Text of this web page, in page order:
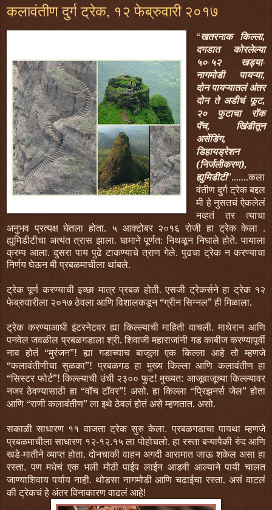
कलावंतीण दुर्ग ट्रेक, १२ फेब्रुवारी २०१७
“खतरनाक किल्ला,
दगडात कोरलेल्या
५०-५२ खड्या-
नागमोडी पायऱ्या,
दोन पायऱ्यातलं अंतर
दोन ते अडीचं फूट,
२० फुटाचा रॉक
पॅच, खिंडीतून
असेंडिंग,
डिहायड्रेशन
(निर्जलीकरण),
ह्युमिडीटी”.......कला
वंतीण दुर्ग ट्रेक बद्दल
मी हे नुसतचं ऐकलेलं
नव्हतं तर त्याचा
अनुभव प्रत्यक्ष घेतला होता.
५ आक्टोबर २०१६ रोजी हा ट्रेक केला .
ह्युमिडीटीचा अत्यंत त्रास झाला. घामाने पूर्णत: निथळून निघाले होते. पायाला
क्रम्प आला. दुसरा पाय पुढे टाकण्याचे त्राण गेले. पुढचा ट्रेक न करण्याचा
निर्णय घेऊन मी प्रबळमाचीला थांबले.
ट्रेक पूर्ण करण्याची इच्छा मात्र प्रबळ होती. एसजी ट्रेकर्सने हा ट्रेक १२
फेब्रुवारीला २०१७ ठेवला आणि विशालकडून “ग्रीन सिग्नल” ही मिळाला.
ट्रेक करण्याआधी इंटरनेटवर ह्या किल्ल्याची माहिती वाचली. माथेरान आणि
पनवेल जवळील प्रबळगडाला श्री. शिवाजी महाराजांनी गड काबीज करण्यापूर्वी
नाव होतं “मुरंजन”! ह्या गडाच्याच बाजूला एक किल्ला आहे तो म्हणजे
“कलावंतीणीचा सुळका”! प्रबळगड हा मुख्य किल्ला आणि कलावंतीण हा
“सिस्टर फोर्ट”! किल्ल्याची उंची २३०० फुट! मुख्यत: आजूबाजूच्या किल्ल्यावर
नजर ठेवण्यासाठी हा “वॉच टॉवर”! असो. हा किल्ला “प्रिझनर्स जेल” होता
आणि “राणी कलावंतीण” ला इथे ठेवलं होतं असे म्हणतात. असो.
सकाळी साधारण ११ वाजता ट्रेक सुरु केला.प्रबळगडाचा पायथा म्हणजे
प्रबळमाचीला साधारण १२-१२.१५ ला पोहोचलो.हा रस्ता बऱ्यापैकी रुंद आणि
खडे-मातीने व्याप्त होता.दोनचाकी वाहन अगदी आरामात जाऊ शकेल असा हा
रस्ता.पण मधेचं एक भली मोठी पाईप लाईन आडवी आल्याने पायी चालत
जाण्याशिवाय पर्याय नाही. थोडसा नागमोडी आणि चढाईचा रस्ता.असं वाटलं
कीट्रेकचंहेअंतरविनाकारणवाढलंआहे!